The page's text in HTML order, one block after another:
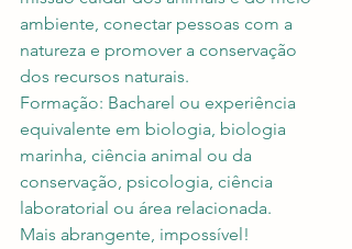
ambiente, conectar pessoas com a
natureza e promover a conservação
dos recursos naturais.
Formação: Bacharel ou experiência
equivalente em biologia, biologia
marinha, ciência animal ou da
conservação, psicologia, ciência
laboratorial ou área relacionada.
Mais abrangente, impossível!